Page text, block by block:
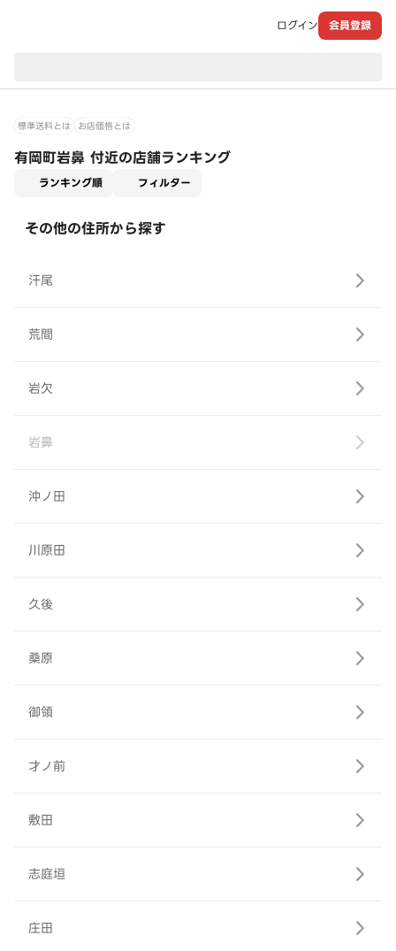
ログイン 会員登録
標準送料とは お店価格とは
有岡町岩鼻 付近の店舗ランキング
ランキング順 フィルター
その他の住所から探す
汗尾
荒間
岩欠
岩鼻
沖ノ田
川原田
久後
桑原
御領
才ノ前
敷田
志庭垣
庄田